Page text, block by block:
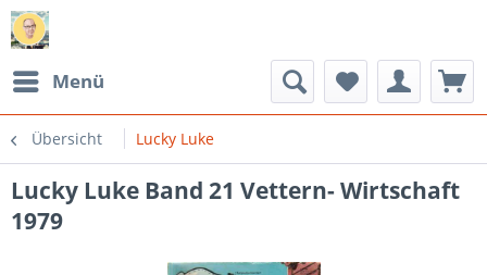
Menü
Übersicht Lucky Luke
Lucky Luke Band 21 Vettern- Wirtschaft
1979